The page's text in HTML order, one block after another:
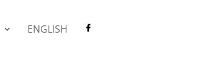
ENGLISH